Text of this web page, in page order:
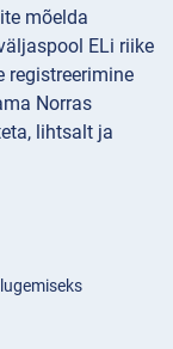
mõelda
ELi riike
registreerimine
Norras
lihtsalt ja